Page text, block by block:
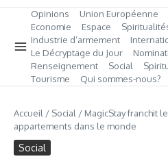
Opinions Union Européenne
Economie
Espace
Industrie d’armement
Le Décryptage du Jour
Renseignement
Social
Tourisme
Qui sommes‑nous?
Accueil / Social / MagicStay franchit
appartements dans le monde
Social